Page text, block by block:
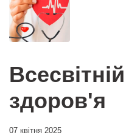
здоров'я
07 квітня 2025